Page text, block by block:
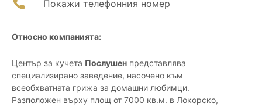
Покажи телефонния номер
Относно компанията:
Център за кучета Послушен представлява
специализирано заведение, насочено към
всеобхватната грижа за домашни любимци.
Разположен върху площ от 7000 кв.м. в Локорско,